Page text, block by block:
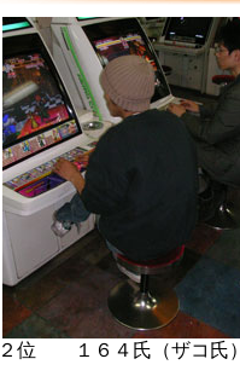
２位 １６４氏（ザコ氏）